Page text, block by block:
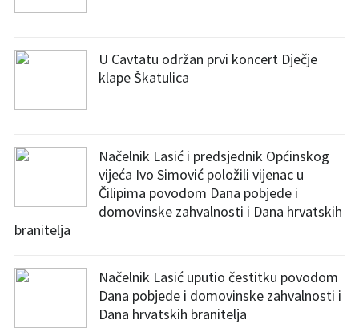
U Cavtatu održan prvi koncert Dječje
klape Škatulica
Načelnik Lasić i predsjednik Općinskog
vijeća Ivo Simović položili vijenac u
Čilipima povodom Dana pobjede i
domovinske zahvalnosti i Dana hrvatskih
branitelja
Načelnik Lasić uputio čestitku povodom
Dana pobjede i domovinske zahvalnosti i
Dana hrvatskih branitelja